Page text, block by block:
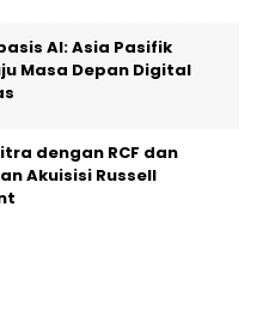
AI: Asia Pasifik
Masa Depan Digital
dengan RCF dan
Akuisisi Russell